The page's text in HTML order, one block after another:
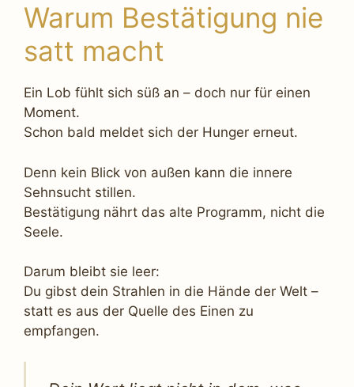
Warum Bestätigung nie
satt macht
Ein Lob fühlt sich süß an – doch nur für einen
Moment.
Schon bald meldet sich der Hunger erneut.
Denn kein Blick von außen kann die innere
Sehnsucht stillen.
Bestätigung nährt das alte Programm, nicht die
Seele.
Darum bleibt sie leer:
Du gibst dein Strahlen in die Hände der Welt –
statt es aus der Quelle des Einen zu
empfangen.